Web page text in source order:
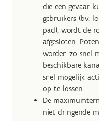
die een gevaar
gebruikers (bv.
pad), wordt de
afgesloten.
worden zo snel
beschikbare
snel mogelijk
op te lossen.
De
niet dringende